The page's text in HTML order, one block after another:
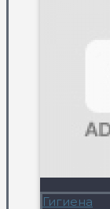
Гигиена